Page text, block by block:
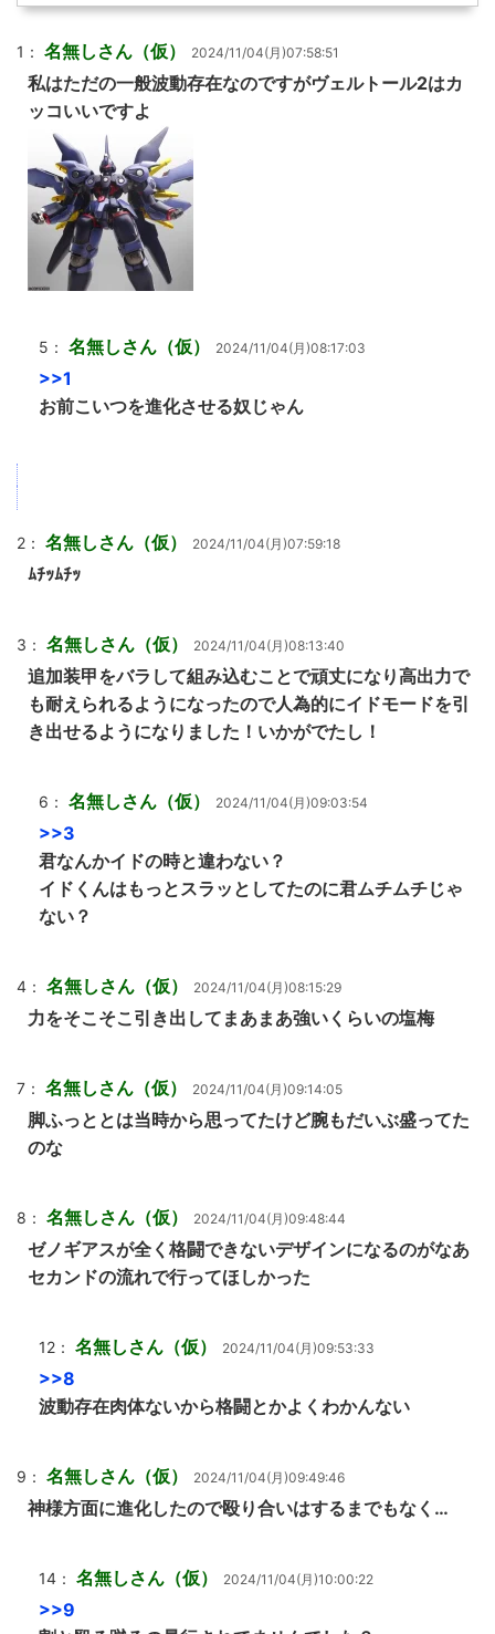
1： 名無しさん（仮） 2024/11/04(月)07:58:51
私はただの一般波動存在なのですがヴェルトール2はカ
ッコいいですよ
5： 名無しさん（仮） 2024/11/04(月)08:17:03
>>1
お前こいつを進化させる奴じゃん
2： 名無しさん（仮） 2024/11/04(月)07:59:18
ﾑﾁｯﾑﾁｯ
3： 名無しさん（仮） 2024/11/04(月)08:13:40
追加装甲をバラして組み込むことで頑丈になり高出力で
も耐えられるようになったので人為的にイドモードを引
き出せるようになりました！いかがでたし！
6： 名無しさん（仮） 2024/11/04(月)09:03:54
>>3
君なんかイドの時と違わない？
イドくんはもっとスラッとしてたのに君ムチムチじゃ
ない？
4： 名無しさん（仮） 2024/11/04(月)08:15:29
力をそこそこ引き出してまあまあ強いくらいの塩梅
7： 名無しさん（仮） 2024/11/04(月)09:14:05
脚ふっととは当時から思ってたけど腕もだいぶ盛ってた
のな
8： 名無しさん（仮） 2024/11/04(月)09:48:44
ゼノギアスが全く格闘できないデザインになるのがなあ
セカンドの流れで行ってほしかった
12： 名無しさん（仮） 2024/11/04(月)09:53:33
>>8
波動存在肉体ないから格闘とかよくわかんない
9： 名無しさん（仮） 2024/11/04(月)09:49:46
神様方面に進化したので殴り合いはするまでもなく…
14： 名無しさん（仮） 2024/11/04(月)10:00:22
>>9